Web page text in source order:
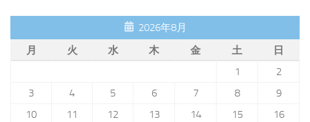
2026年8月
月
火 水 木 金 土
日
1
2
3
4 5 6 7 8
9
10
11 12 13 14 15
16